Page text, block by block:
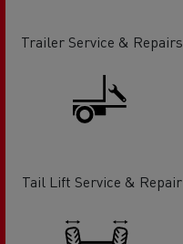
Trailer Service & Repairs
Tail Lift Service & Repair